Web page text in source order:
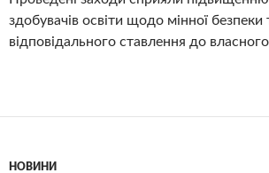
здобувачів освіти щодо мінної
відповідального ставлення до
НОВИНИ